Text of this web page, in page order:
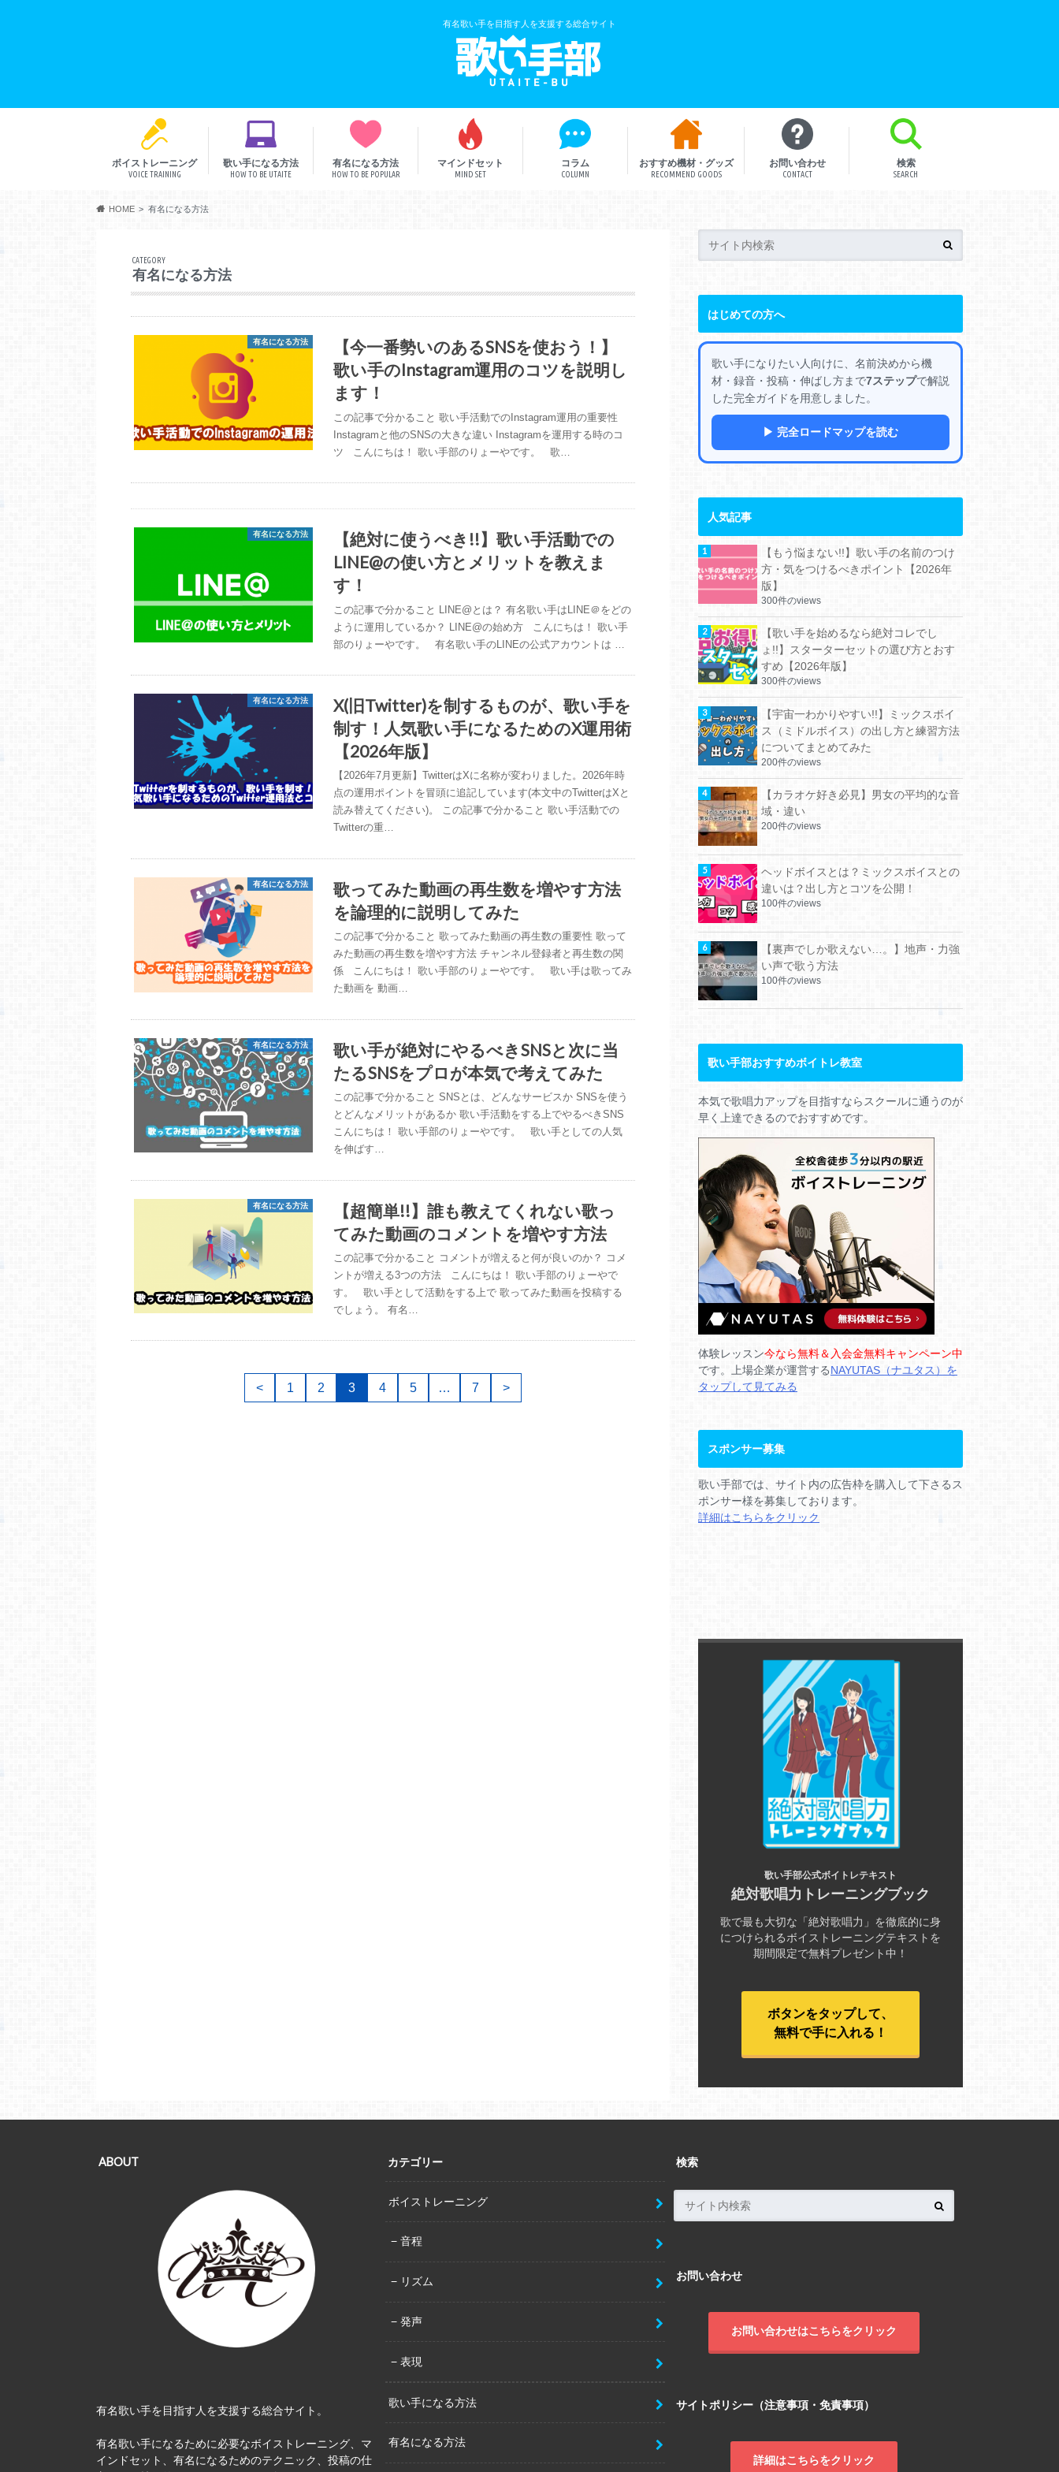
有名歌い手を目指す人を支援する総合サイト
ボイストレーニング
VOICE TRAINING
歌い手になる方法
HOW TO BE UTAITE
有名になる方法
HOW TO BE POPULAR
マインドセット
MIND SET
コラム
COLUMN
おすすめ機材・グッズ
RECOMMEND GOODS
お問い合わせ
CONTACT
検索
SEARCH
HOME 有名になる方法
CATEGORY
有名になる方法
有名になる方法
【今一番勢いのあるSNSを使おう！】
歌い手のInstagram運用のコツを説明し
ます！
この記事で分かること 歌い手活動でのInstagram運用の重要性
Instagramと他のSNSの大きな違い Instagramを運用する時のコ
ツ こんにちは！ 歌い手部のりょーやです。 歌…
有名になる方法
【絶対に使うべき!!】歌い手活動での
LINE@の使い方とメリットを教えま
す！
この記事で分かること LINE@とは？ 有名歌い手はLINE＠をどの
ように運用しているか？ LINE@の始め方 こんにちは！ 歌い手
部のりょーやです。 有名歌い手のLINEの公式アカウントは …
有名になる方法
X(旧Twitter)を制するものが、歌い手を
制す！人気歌い手になるためのX運用術
【2026年版】
【2026年7月更新】TwitterはXに名称が変わりました。2026年時
点の運用ポイントを冒頭に追記しています(本文中のTwitterはXと
読み替えてください)。 この記事で分かること 歌い手活動での
Twitterの重…
有名になる方法
歌ってみた動画の再生数を増やす方法
を論理的に説明してみた
この記事で分かること 歌ってみた動画の再生数の重要性 歌って
みた動画の再生数を増やす方法 チャンネル登録者と再生数の関
係 こんにちは！ 歌い手部のりょーやです。 歌い手は歌ってみ
た動画を 動画…
有名になる方法
歌い手が絶対にやるべきSNSと次に当
たるSNSをプロが本気で考えてみた
この記事で分かること SNSとは、どんなサービスか SNSを使う
とどんなメリットがあるか 歌い手活動をする上でやるべきSNS
こんにちは！ 歌い手部のりょーやです。 歌い手としての人気
を伸ばす…
有名になる方法
【超簡単!!】誰も教えてくれない歌っ
てみた動画のコメントを増やす方法
この記事で分かること コメントが増えると何が良いのか？ コメ
ントが増える3つの方法 こんにちは！ 歌い手部のりょーやで
す。 歌い手として活動をする上で 歌ってみた動画を投稿する
でしょう。 有名…
< 1 2 3 4 5 … 7 >
はじめての方へ
歌い手になりたい人向けに、名前決めから機
材・録音・投稿・伸ばし方まで7ステップで解説
した完全ガイドを用意しました。
▶ 完全ロードマップを読む
人気記事
【もう悩まない!!】歌い手の名前のつけ
方・気をつけるべきポイント【2026年
版】
300件のviews
【歌い手を始めるなら絶対コレでし
ょ!!】スターターセットの選び方とおす
すめ【2026年版】
300件のviews
【宇宙一わかりやすい!!】ミックスボイ
ス（ミドルボイス）の出し方と練習方法
についてまとめてみた
200件のviews
【カラオケ好き必見】男女の平均的な音
域・違い
200件のviews
ヘッドボイスとは？ミックスボイスとの
違いは？出し方とコツを公開！
100件のviews
【裏声でしか歌えない…。】地声・力強
い声で歌う方法
100件のviews
歌い手部おすすめボイトレ教室
本気で歌唱力アップを目指すならスクールに通うのが
早く上達できるのでおすすめです。
体験レッスン今なら無料＆入会金無料キャンペーン中
です。上場企業が運営するNAYUTAS（ナユタス）を
タップして見てみる
スポンサー募集
歌い手部では、サイト内の広告枠を購入して下さるス
ポンサー様を募集しております。
詳細はこちらをクリック
歌い手部公式ボイトレテキスト
絶対歌唱力トレーニングブック
歌で最も大切な「絶対歌唱力」を徹底的に身
につけられるボイストレーニングテキストを
期間限定で無料プレゼント中！
ボタンをタップして、
無料で手に入れる！
ABOUT
有名歌い手を目指す人を支援する総合サイト。
有名歌い手になるために必要なボイストレーニング、マ
インドセット、有名になるためのテクニック、投稿の仕
カテゴリー
ボイストレーニング
音程
リズム
発声
表現
歌い手になる方法
有名になる方法
検索
お問い合わせ
お問い合わせはこちらをクリック
サイトポリシー（注意事項・免責事項）
詳細はこちらをクリック